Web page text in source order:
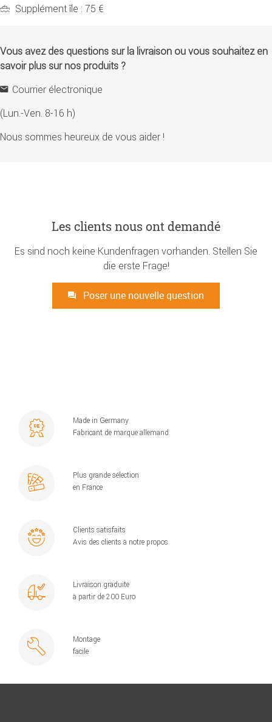
Supplément île : 75 €
Vous avez des questions sur la livraison ou vous souhaitez en
savoir plus sur nos produits ?
Courrier électronique
(Lun.-Ven. 8-16 h)
Nous sommes heureux de vous aider !
Les clients nous ont demandé
Es sind noch keine Kundenfragen vorhanden. Stellen Sie
die erste Frage!
Poser une nouvelle question
Made in Germany
Fabricant de marque allemand
Plus grande sélection
en France
Clients satisfaits
Avis des clients à notre propos
Livraison graduite
à partir de 200 Euro
Montage
facile